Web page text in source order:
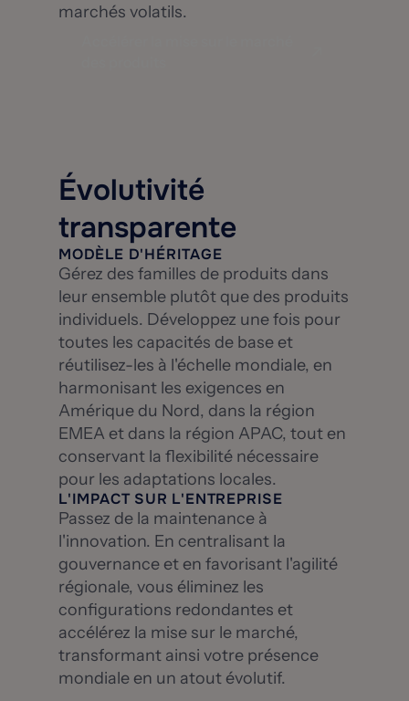
marchés volatils.
Évolutivité
transparente
MODÈLE D'HÉRITAGE
Gérez des familles de produits dans
leur ensemble plutôt que des produits
individuels. Développez une fois pour
toutes les capacités de base et
réutilisez-les à l'échelle mondiale, en
harmonisant les exigences en
Amérique du Nord, dans la région
EMEA et dans la région APAC, tout en
conservant la flexibilité nécessaire
pour les adaptations locales.
L'IMPACT SUR L'ENTREPRISE
Passez de la maintenance à
l'innovation. En centralisant la
gouvernance et en favorisant l'agilité
régionale, vous éliminez les
configurations redondantes et
accélérez la mise sur le marché,
transformant ainsi votre présence
mondiale en un atout évolutif.